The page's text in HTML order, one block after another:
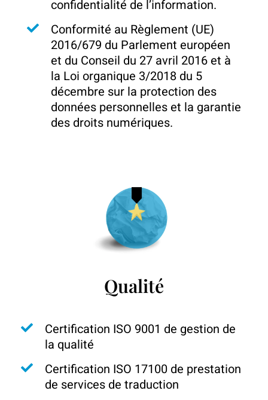
confidentialité de l’information.
Conformité au Règlement (UE)
2016/679 du Parlement européen
et du Conseil du 27 avril 2016 et à
la Loi organique 3/2018 du 5
décembre sur la protection des
données personnelles et la garantie
des droits numériques.
Qualité
Certification ISO 9001 de gestion de
la qualité
Certification ISO 17100 de prestation
de services de traduction